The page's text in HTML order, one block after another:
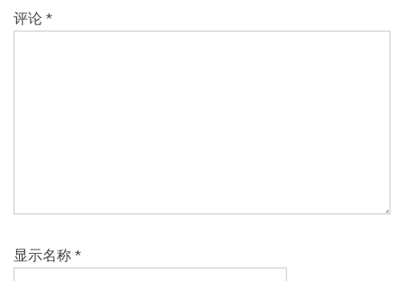
评论 *
显示名称 *